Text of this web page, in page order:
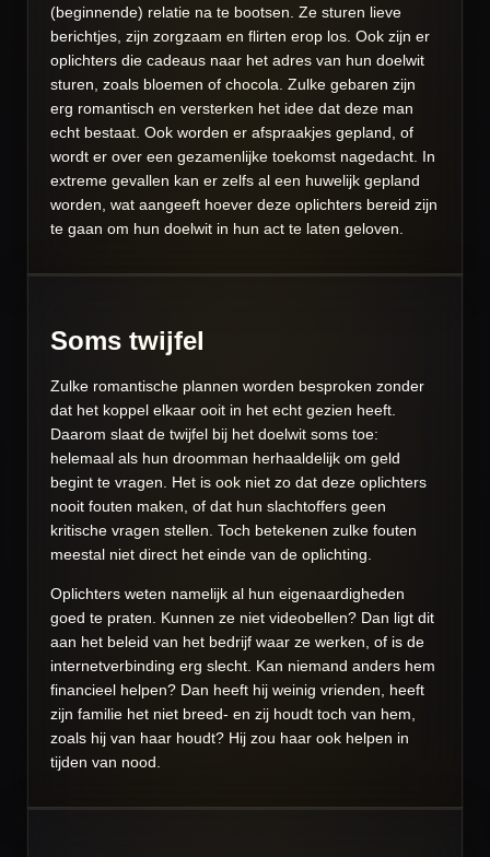
(beginnende) relatie na te bootsen. Ze sturen lieve
berichtjes, zijn zorgzaam en flirten erop los. Ook zijn er
oplichters die cadeaus naar het adres van hun doelwit
sturen, zoals bloemen of chocola. Zulke gebaren zijn
erg romantisch en versterken het idee dat deze man
echt bestaat. Ook worden er afspraakjes gepland, of
wordt er over een gezamenlijke toekomst nagedacht. In
extreme gevallen kan er zelfs al een huwelijk gepland
worden, wat aangeeft hoever deze oplichters bereid zijn
te gaan om hun doelwit in hun act te laten geloven.
Soms twijfel
Zulke romantische plannen worden besproken zonder
dat het koppel elkaar ooit in het echt gezien heeft.
Daarom slaat de twijfel bij het doelwit soms toe:
helemaal als hun droomman herhaaldelijk om geld
begint te vragen. Het is ook niet zo dat deze oplichters
nooit fouten maken, of dat hun slachtoffers geen
kritische vragen stellen. Toch betekenen zulke fouten
meestal niet direct het einde van de oplichting.
Oplichters weten namelijk al hun eigenaardigheden
goed te praten. Kunnen ze niet videobellen? Dan ligt dit
aan het beleid van het bedrijf waar ze werken, of is de
internetverbinding erg slecht. Kan niemand anders hem
financieel helpen? Dan heeft hij weinig vrienden, heeft
zijn familie het niet breed- en zij houdt toch van hem,
zoals hij van haar houdt? Hij zou haar ook helpen in
tijden van nood.